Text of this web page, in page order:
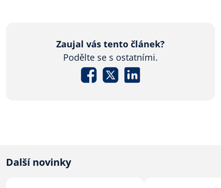
Zaujal vás tento článek?
Podělte se s ostatními.
Další novinky